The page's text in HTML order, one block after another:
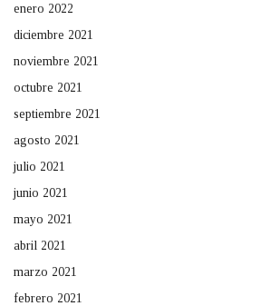
enero 2022
diciembre 2021
noviembre 2021
octubre 2021
septiembre 2021
agosto 2021
julio 2021
junio 2021
mayo 2021
abril 2021
marzo 2021
febrero 2021